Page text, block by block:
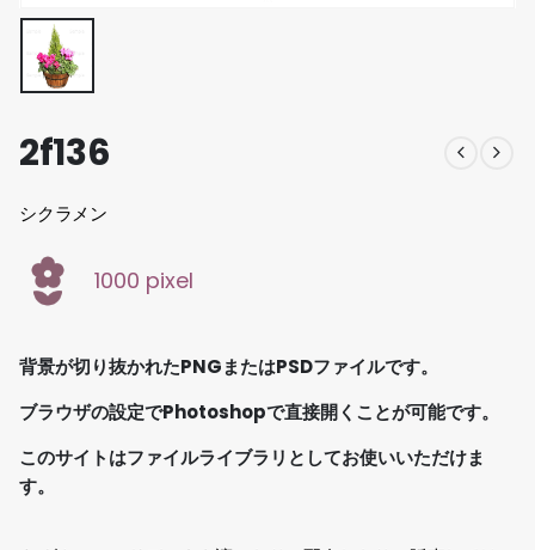
2f136
シクラメン
1000 pixel
背景が切り抜かれたPNGまたはPSDファイルです。
ブラウザの設定でPhotoshopで直接開くことが可能です。
このサイトはファイルライブラリとしてお使いいただけま
す。